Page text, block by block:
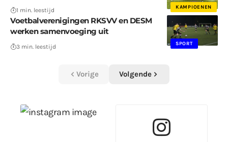
KAMPIOENEN
1 min. leestijd
SPORT
Voetbalverenigingen RKSVV en DESM
werken samenvoeging uit
3 min. leestijd
Vorige Volgende